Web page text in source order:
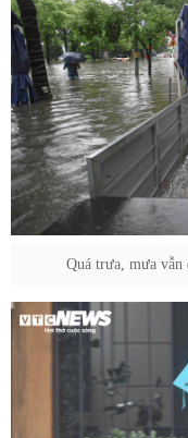
Quá trưa, mưa vẫn